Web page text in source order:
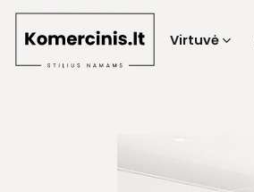
Skip
Virtuvė